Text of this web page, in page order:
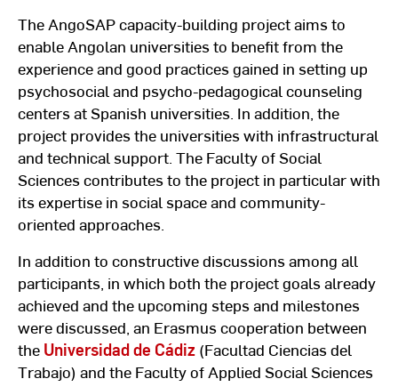
The AngoSAP capacity-building project aims to
enable Angolan universities to benefit from the
experience and good practices gained in setting up
psychosocial and psycho-pedagogical counseling
centers at Spanish universities. In addition, the
project provides the universities with infrastructural
and technical support. The Faculty of Social
Sciences contributes to the project in particular with
its expertise in social space and community-
oriented approaches.
In addition to constructive discussions among all
participants, in which both the project goals already
achieved and the upcoming steps and milestones
were discussed, an Erasmus cooperation between
the Universidad de Cádiz (Facultad Ciencias del
Trabajo) and the Faculty of Applied Social Sciences